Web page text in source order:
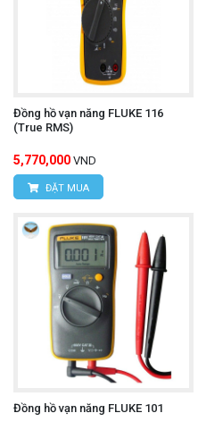
Đồng hồ vạn năng FLUKE 116
(True RMS)
5,770,000 VND
ĐẶT MUA
Đồng hồ vạn năng FLUKE 101